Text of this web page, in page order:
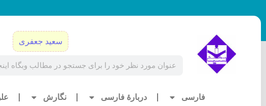
به
سعید جعفری
فارسی دربارۀ فارسی نگارش